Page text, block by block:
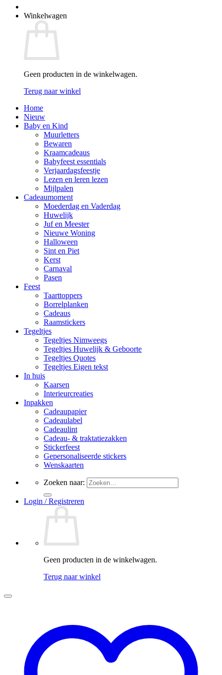
Winkelwagen
Geen producten in de winkelwagen.
Terug naar winkel
Home
Nieuw
Baby en Kind
Muurletters
Bewaren
Kraamcadeaus
Babyfeest essentials
Verjaardagsfeestje
Lezen en leren lezen
Mijlpalen
Cadeaumoment
Moederdag en Vaderdag
Huwelijk
Juf en Meester
Nieuwe Woning
Halloween
Sint en Piet
Kerst
Carnaval
Pasen
Feest
Taarttoppers
Borrelplanken
Cadeaus
Raamstickers
Tegeltjes
Tegeltjes Nimweegs
Tegeltjes Huwelijk & Geboorte
Tegeltjes Quotes
Tegeltjes Eigen tekst
In huis
Kaarsen
Interieurcreaties
Inpakken
Cadeaupapier
Cadeaulabel
Cadeaulint
Cadeau- & traktatiezakken
Stickerfeest
Gepersonaliseerde stickers
Wenskaarten
Zoeken naar:
Login / Registreren
Geen producten in de winkelwagen.
Terug naar winkel